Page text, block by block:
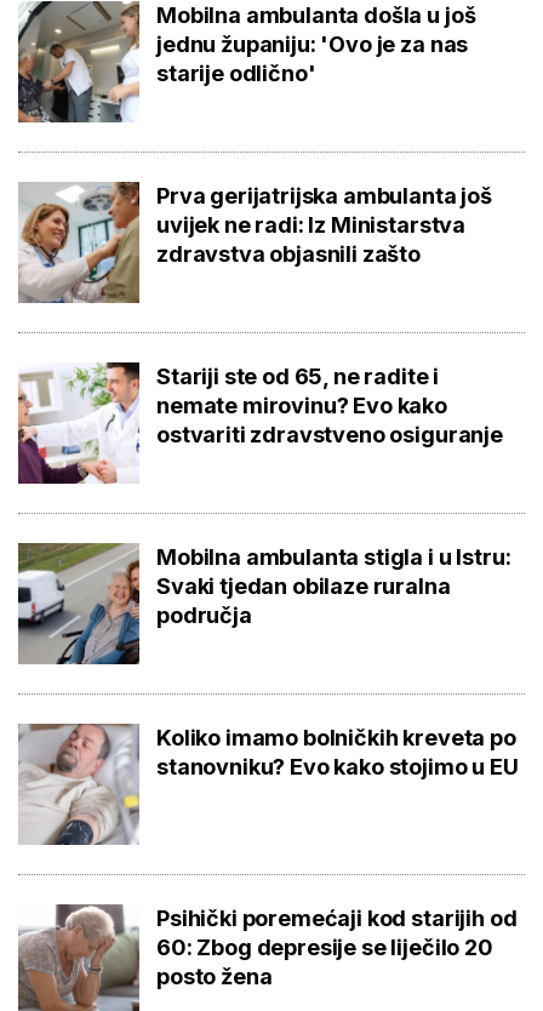
Mobilna ambulanta došla u još
jednu županiju: 'Ovo je za nas
starije odlično'
Prva gerijatrijska ambulanta još
uvijek ne radi: Iz Ministarstva
zdravstva objasnili zašto
Stariji ste od 65, ne radite i
nemate mirovinu? Evo kako
ostvariti zdravstveno osiguranje
Mobilna ambulanta stigla i u Istru:
Svaki tjedan obilaze ruralna
područja
Koliko imamo bolničkih kreveta po
stanovniku? Evo kako stojimo u EU
Psihički poremećaji kod starijih od
60: Zbog depresije se liječilo 20
posto žena